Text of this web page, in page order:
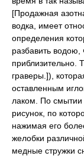
[Продажная
водка, имеет
определения
разбавить водою,
приблизительно.
граверы.]),
оставленным
лаком. По смытии
рисунок, по
нажимая его
желобки
медные стружки